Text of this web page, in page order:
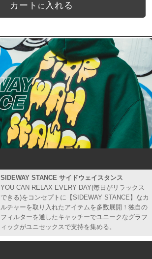
カート に 入れる
SIDEWAY STANCE サイドウェイスタンス
YOU CAN RELAX EVERY DAY(毎日がリラックス
できる)をコンセプトに【SIDEWAY STANCE】なカ
ルチャーを取り入れたアイテムを多数展開！独自の
フィルターを通したキャッチーでユニークなグラフ
ィックがユニセックスで支持を集める。